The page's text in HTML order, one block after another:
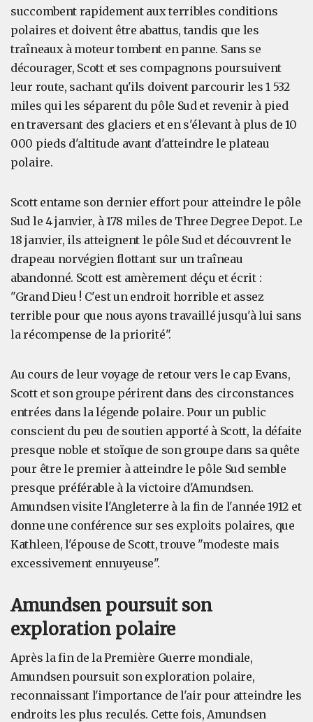
succombent rapidement aux terribles conditions
polaires et doivent être abattus, tandis que les
traîneaux à moteur tombent en panne. Sans se
décourager, Scott et ses compagnons poursuivent
leur route, sachant qu'ils doivent parcourir les 1 532
miles qui les séparent du pôle Sud et revenir à pied
en traversant des glaciers et en s'élevant à plus de 10
000 pieds d'altitude avant d'atteindre le plateau
polaire.
Scott entame son dernier effort pour atteindre le pôle
Sud le 4 janvier, à 178 miles de Three Degree Depot. Le
18 janvier, ils atteignent le pôle Sud et découvrent le
drapeau norvégien flottant sur un traîneau
abandonné. Scott est amèrement déçu et écrit :
"Grand Dieu ! C'est un endroit horrible et assez
terrible pour que nous ayons travaillé jusqu'à lui sans
la récompense de la priorité".
Au cours de leur voyage de retour vers le cap Evans,
Scott et son groupe périrent dans des circonstances
entrées dans la légende polaire. Pour un public
conscient du peu de soutien apporté à Scott, la défaite
presque noble et stoïque de son groupe dans sa quête
pour être le premier à atteindre le pôle Sud semble
presque préférable à la victoire d'Amundsen.
Amundsen visite l'Angleterre à la fin de l'année 1912 et
donne une conférence sur ses exploits polaires, que
Kathleen, l'épouse de Scott, trouve "modeste mais
excessivement ennuyeuse".
Amundsen poursuit son
exploration polaire
Après la fin de la Première Guerre mondiale,
Amundsen poursuit son exploration polaire,
reconnaissant l'importance de l'air pour atteindre les
endroits les plus reculés. Cette fois, Amundsen